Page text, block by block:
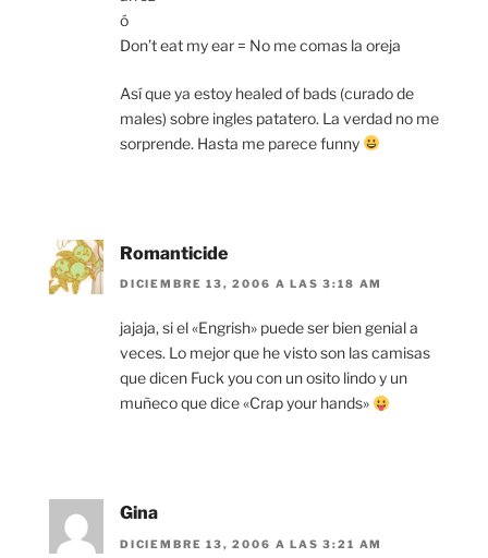
ó
Don’t eat my ear = No me comas la oreja
Así que ya estoy healed of bads (curado de
males) sobre ingles patatero. La verdad no me
sorprende. Hasta me parece funny
Romanticide
DICIEMBRE 13, 2006 A LAS 3:18 AM
jajaja, si el «Engrish» puede ser bien genial a
veces. Lo mejor que he visto son las camisas
que dicen Fuck you con un osito lindo y un
muñeco que dice «Crap your hands»
Gina
DICIEMBRE 13, 2006 A LAS 3:21 AM